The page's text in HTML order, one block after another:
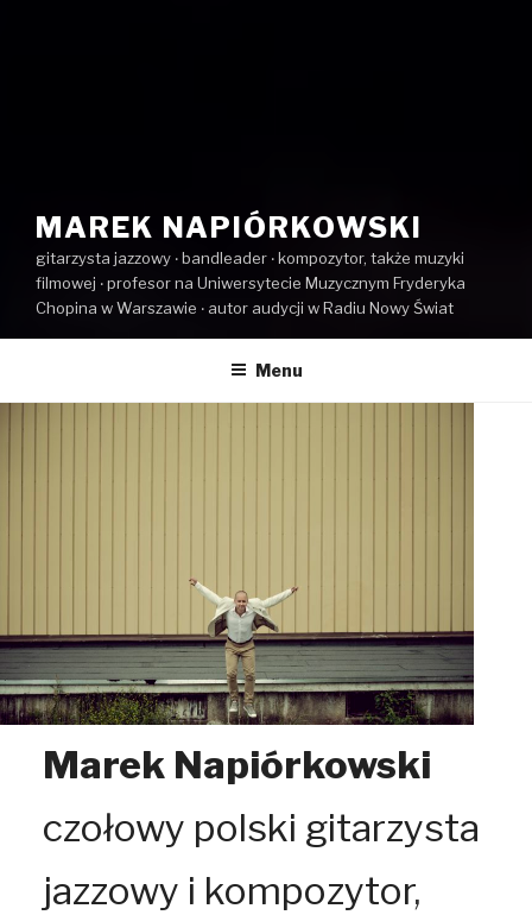
MAREK NAPIÓRKOWSKI
gitarzysta jazzowy ‧ bandleader ‧ kompozytor, także muzyki
filmowej ‧ profesor na Uniwersytecie Muzycznym Fryderyka
Chopina w Warszawie ‧ autor audycji w Radiu Nowy Świat
Menu
Marek Napiórkowski
czołowy polski gitarzysta
jazzowy i kompozytor,